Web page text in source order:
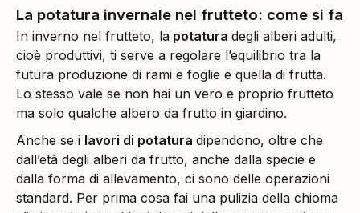
La potatura invernale nel frutteto: come si fa
In inverno nel frutteto, la potatura degli alberi adulti,
cioè produttivi, ti serve a regolare l’equilibrio tra la
futura produzione di rami e foglie e quella di frutta.
Lo stesso vale se non hai un vero e proprio frutteto
ma solo qualche albero da frutto in giardino.
Anche se i lavori di potatura dipendono, oltre che
dall’età degli alberi da frutto, anche dalla specie e
dalla forma di allevamento, ci sono delle operazioni
standard. Per prima cosa fai una pulizia della chioma